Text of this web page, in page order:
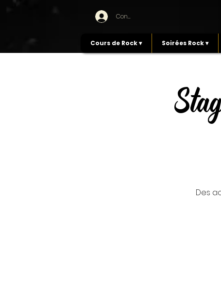
Connexion
Cours de Rock ▾ Soirées Rock ▾
Des